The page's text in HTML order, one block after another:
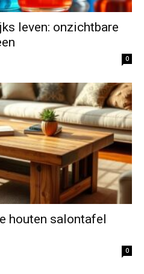
leven: onzichtbare
0
houten salontafel
0